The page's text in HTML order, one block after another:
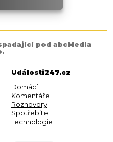
pod abcMedia
Události247.cz
Domácí
Komentáře
Rozhovory
Spotřebitel
Technologie